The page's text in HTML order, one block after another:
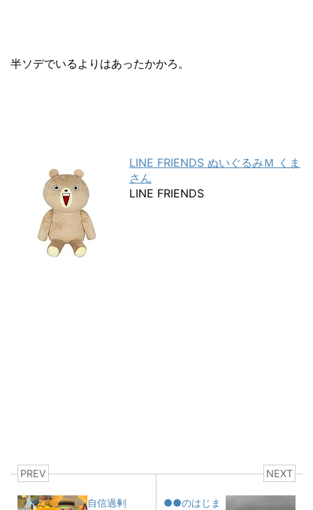
半ソデでいるよりはあったかかろ。
LINE FRIENDS ぬいぐるみＭ くま
さん
LINE FRIENDS
PREV
自信過剰
NEXT
●●のはじま